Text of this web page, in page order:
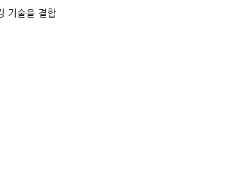
기술을 결합